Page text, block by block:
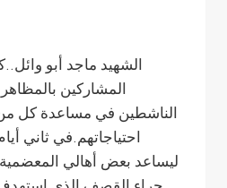
المشاركين
الناشطين في مساعدة كل من
ليساعد بعض أهالي المعضمية